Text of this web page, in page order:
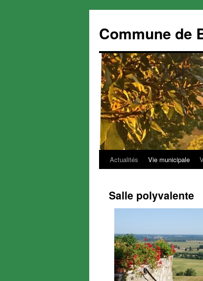
Commune de
Aller
contenu
Actualités Vie municipale
Salle polyvalente